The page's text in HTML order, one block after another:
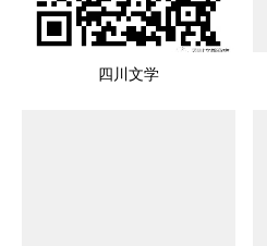
四川文学